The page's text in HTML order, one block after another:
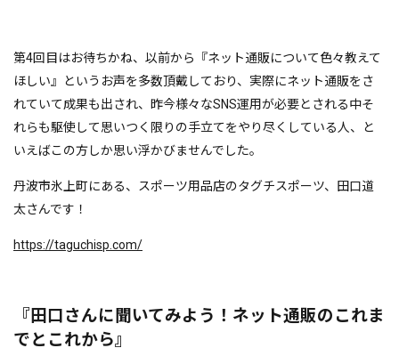
第4回目はお待ちかね、以前から『ネット通販について色々教えて
ほしい』というお声を多数頂戴しており、実際にネット通販をさ
れていて成果も出され、昨今様々なSNS運用が必要とされる中そ
れらも駆使して思いつく限りの手立てをやり尽くしている人、と
いえばこの方しか思い浮かびませんでした。
丹波市氷上町にある、スポーツ用品店のタグチスポーツ、田口道
太さんです！
https://taguchisp.com/
『田口さんに聞いてみよう！ネット通販のこれま
でとこれから』